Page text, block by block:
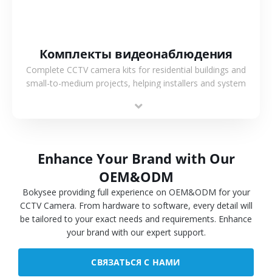
Комплекты видеонаблюдения
Complete CCTV camera kits for residential buildings and
small-to-medium projects, helping installers and system
Enhance Your Brand with Our
OEM&ODM
Bokysee providing full experience on OEM&ODM for your
CCTV Camera. From hardware to software, every detail will
be tailored to your exact needs and requirements. Enhance
your brand with our expert support.
СВЯЗАТЬСЯ С НАМИ